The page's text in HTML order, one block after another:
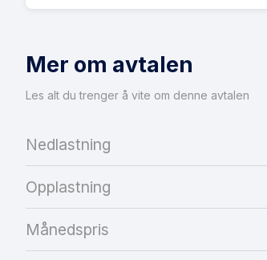
Mer om avtalen
Les alt du trenger å vite om denne avtalen
Nedlastning
Opplastning
Månedspris